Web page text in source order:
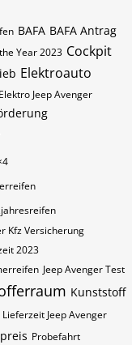
BAFA BAFA Antrag
Year 2023 Cockpit
Elektroauto
Elektro Jeep Avenger
Kfz Versicherung
2023
Jeep Avenger Test
Kunststoff
Lieferzeit Jeep Avenger
preis Probefahrt